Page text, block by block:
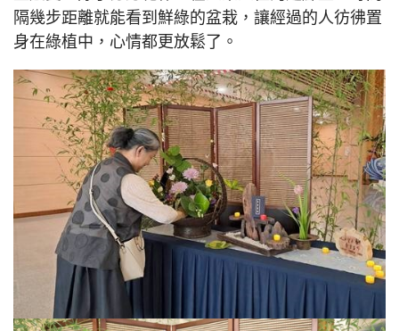
隔幾步距離就能看到鮮綠的盆栽，讓經過的人彷彿置
身在綠植中，心情都更放鬆了。